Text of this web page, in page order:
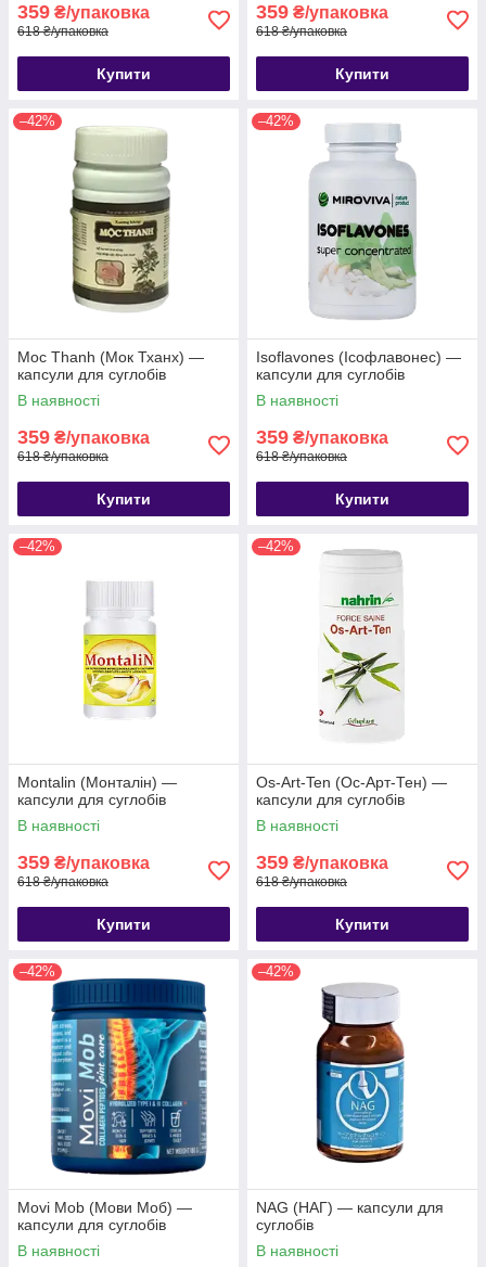
359 ₴/упаковка
618 ₴/упаковка
Купити
359 ₴/упаковка
618 ₴/упаковка
Купити
–42%
Moc Thanh (Мок Тханх) —
капсули для суглобів
В наявності
359 ₴/упаковка
618 ₴/упаковка
Купити
–42%
Isoflavones (Ісофлавонес) —
капсули для суглобів
В наявності
359 ₴/упаковка
618 ₴/упаковка
Купити
–42%
Montalin (Монталін) —
капсули для суглобів
В наявності
359 ₴/упаковка
618 ₴/упаковка
Купити
–42%
Os-Art-Ten (Ос-Арт-Тен) —
капсули для суглобів
В наявності
359 ₴/упаковка
618 ₴/упаковка
Купити
–42%
Movi Mob (Мови Моб) —
капсули для суглобів
В наявності
–42%
NAG (НАГ) — капсули для
суглобів
В наявності